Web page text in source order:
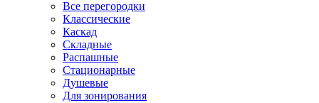
Все перегородки
Классические
Каскад
Складные
Распашные
Стационарные
Душевые
Для зонирования